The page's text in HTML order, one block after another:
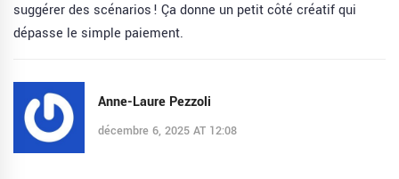
suggérer des scénarios ! Ça donne un petit côté créatif qui
dépasse le simple paiement.
Anne-Laure Pezzoli
décembre 6, 2025 AT 12:08